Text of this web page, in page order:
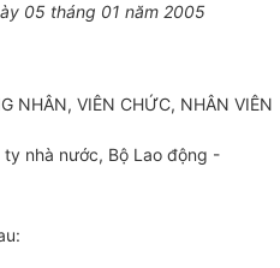
05 tháng 01 năm 2005
NHÂN, VIÊN CHỨC, NHÂN VIÊN
nhà nước, Bộ Lao động -